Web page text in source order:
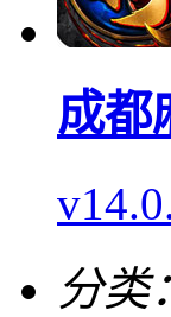
成都
分类：